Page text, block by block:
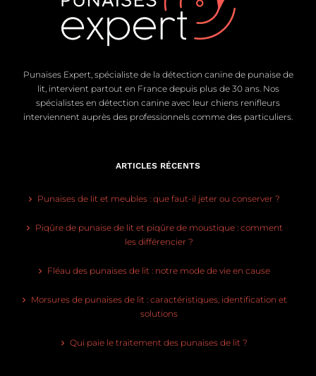
Punaises Expert, spécialiste de la détection canine de punaise de
lit, intervient partout en France depuis plus de 30 ans. Nos
spécialistes en détection canine avec leur chiens renifleurs
interviennent auprès des professionnels comme des particuliers.
ARTICLES RÉCENTS
Punaises de lit et meubles : que faut-il jeter ou conserver ?
Piqûre de punaise de lit et piqûre de moustique : comment
les différencier ?
Fléau des punaises de lit : notre mode de vie en cause
Morsures de punaises de lit : caractéristiques, identification et
solutions
Qui paie le traitement des punaises de lit ?